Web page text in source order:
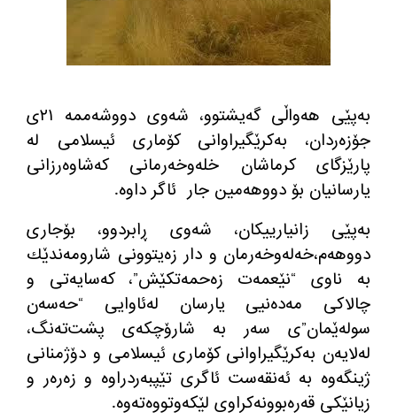
به‌پێی هه‌واڵی گه‌یشتوو، شه‌وی دووشه‌ممه‌ ٢١ی
جۆزه‌ردان، به‌كرێگیراوانی كۆماری ئیسلامی له‌
پارێزگای كرماشان خله‌وخه‌رمانی كه‌شاوه‌رزانی
یارسانیان بۆ دووهه‌مین جار ئاگر داوه‌.
به‌پێی زانیارییكان، شەوی ڕابردوو، بۆجاری
دووهەم،خەلەوخەرمان و دار زەیتوونی شارومه‌ندێك
به‌ ناوی “نێعمەت زەحمەتکێش”، کەسایەتی و
چالاکی مەدەنیی یارسان لەئاوایی “حەسەن
سوله‌ێمان”ی‌ سەر بە شارۆچکەی پشت‌تەنگ،
لەلایەن به‌كرێگیراوانی كۆماری ئیسلامی و دۆژمنانی
ژینگه‌وه‌ به‌ ئه‌نقه‌ست ئاگری تێپبه‌ردراوه‌ و زەرەر و
زیانێکی قەرەبوونەكراوی لێكەوتووەته‌وه‌.